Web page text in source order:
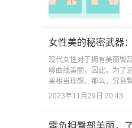
女性美的秘密武器
现代女性对于拥有美丽臀
够曲线美丽，因此，为了
果相当理想。那么，究竟
2023年11月29日 20:43
零负担臀部美丽，